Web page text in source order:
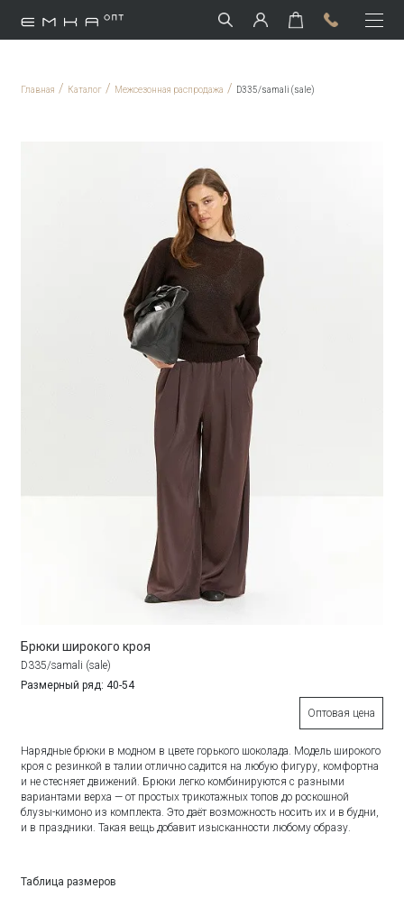
Главная / Каталог / Межсезонная распродажа / D335/samali (sale)
Брюки широкого кроя
D335/samali (sale)
Размерный ряд: 40-54
Оптовая цена
Нарядные брюки в модном в цвете горького шоколада. Модель широкого
кроя с резинкой в талии отлично садится на любую фигуру, комфортна
и не стесняет движений. Брюки легко комбинируются с разными
вариантами верха — от простых трикотажных топов до роскошной
блузы-кимоно из комплекта. Это даёт возможность носить их и в будни,
и в праздники. Такая вещь добавит изысканности любому образу.
Таблица размеров